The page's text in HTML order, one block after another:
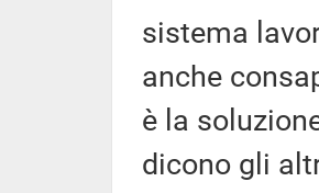
sistema
anche
è la
dicono gli